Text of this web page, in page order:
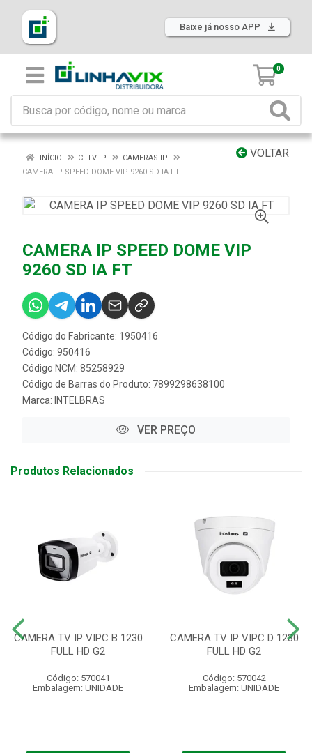
Baixe já nosso APP
0
VOLTAR
INÍCIO CFTV IP
CAMERAS IP
CAMERA IP SPEED DOME VIP 9260 SD IA FT
CAMERA IP SPEED DOME VIP
9260 SD IA FT
Código do Fabricante: 1950416
Código: 950416
Código NCM: 85258929
Código de Barras do Produto: 7899298638100
Marca: INTELBRAS
VER PREÇO
Produtos Relacionados
CAMERA TV IP VIPC B 1230
FULL HD G2
Código: 570041
Embalagem: UNIDADE
CAMERA TV IP VIPC D 1230
FULL HD G2
Código: 570042
Embalagem: UNIDADE